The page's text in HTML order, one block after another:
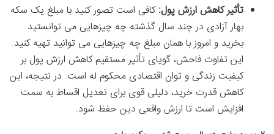
تأثیر کاهش ارزش پول:کافی است تصور کنید با مبلغ یک سکه
بهار آزادی در چند سال گذشته چه چیزهایی می توانستید
بخرید و امروز با همان مبلغ چه چیزهایی می توانید تهیه کنید.
این تفاوت فاحش، گویای تأثیر مستقیم کاهش ارزش پول بر
کیفیت زندگی و توان اقتصادی محکوم له است. در نتیجه، این
کاهش قدرت خرید، دلیلی قوی برای تعدیل اقساط به سمت
افزایش است تا ارزش واقعی دین حفظ شود.